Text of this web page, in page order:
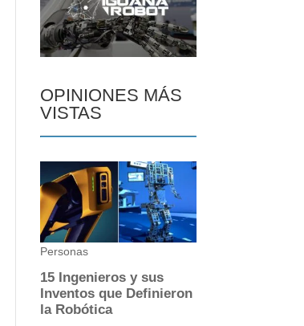
OPINIONES MÁS
VISTAS